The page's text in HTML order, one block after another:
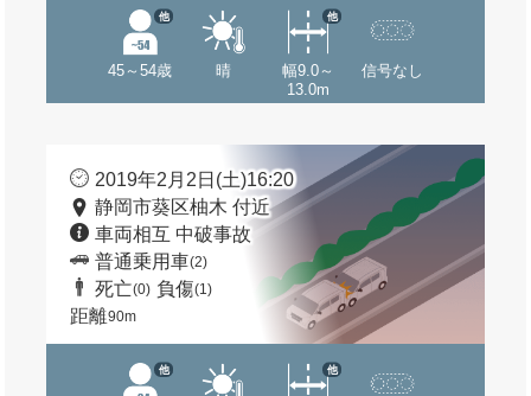
45～54歳
他
晴
幅9.0～
13.0m
他
信号なし
2019年2月2日(土)16:20
静岡市葵区柚木 付近
車両相互 中破事故
普通乗用車(2)
死亡(0) 負傷(1)
距離90m
他 他